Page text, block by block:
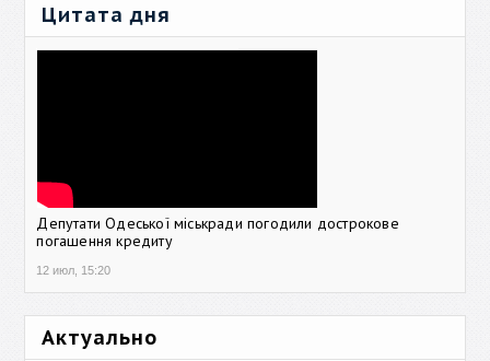
Цитата дня
Депутати Одеської міськради погодили дострокове
погашення кредиту
12 июл, 15:20
Актуально